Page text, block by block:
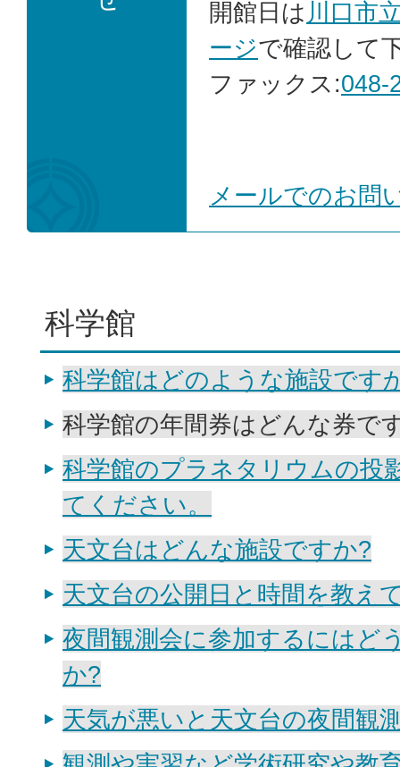
開館日は 川口市
ージで確認して
ファックス:048-
メールでのお問
科学館
科学館はどのような施設です
科学館の年間券はどんな券で
科学館のプラネタリウムの投
てください。
天文台はどんな施設ですか?
天文台の公開日と時間を教え
夜間観測会に参加するにはど
か?
天気が悪いと天文台の夜間観